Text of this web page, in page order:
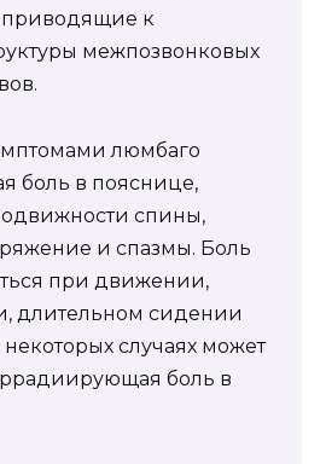
приводящие к
межпозвонковых
люмбаго
боль в пояснице,
спины,
и спазмы. Боль
при движении,
длительном сидении
случаях может
боль в